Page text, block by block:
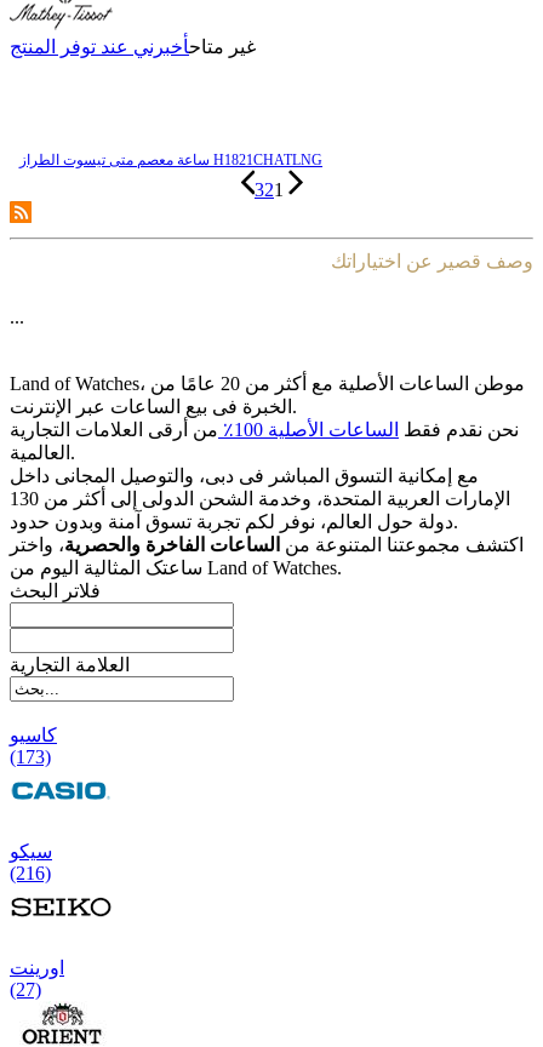
غير متاحأخبرني عند توفر المنتج
ساعة معصم متی تیسوت الطراز H1821CHATLNG
321
وصف قصير عن اختياراتك
...
Land of Watches، موطن الساعات الأصلیة مع أکثر من 20 عامًا من
الخبرة فی بیع الساعات عبر الإنترنت.
نحن نقدم فقط الساعات الأصلیة 100٪
من أرقى العلامات التجاریة
العالمیة.
مع إمکانیة التسوق المباشر فی دبی، والتوصیل المجانی داخل
الإمارات العربیة المتحدة، وخدمة الشحن الدولی إلى أکثر من 130
دولة حول العالم، نوفر لکم تجربة تسوق آمنة وبدون حدود.
اکتشف مجموعتنا المتنوعة من الساعات الفاخرة والحصریة، واختر
ساعتک المثالیة الیوم من Land of Watches.
فلاتر البحث
العلامة التجارية
کاسیو
(173)
سیکو
(216)
اورینت
(27)